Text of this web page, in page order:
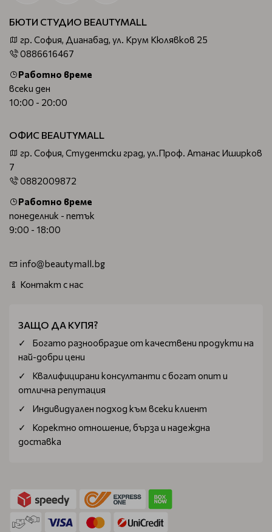
БЮТИ СТУДИО BEAUTYMALL
гр. София, Дианабад, ул. Крум Кюлявков 25
0886616467
Работно време
всеки ден
10:00 - 20:00
ОФИС BEAUTYMALL
гр. София, Студентски град, ул.Проф. Атанас Иширков
7
0882009872
Работно време
понеделник - петък
9:00 - 18:00
info@beautymall.bg
Контакт с нас
ЗАЩО ДА КУПЯ?
Богатo разнообразие от качествени продукти на
най-добри цени
Квалифицирани консултанти с богат опит и
отлична репутация
Индивидуален подход към всеки клиент
Коректно отношение, бърза и надеждна
доставка